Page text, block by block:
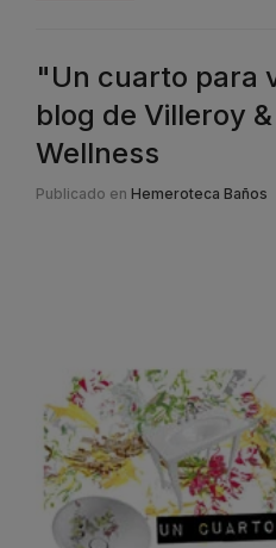
"Un cuarto para
blog de Villeroy
Wellness
Publicado en Hemeroteca Baños